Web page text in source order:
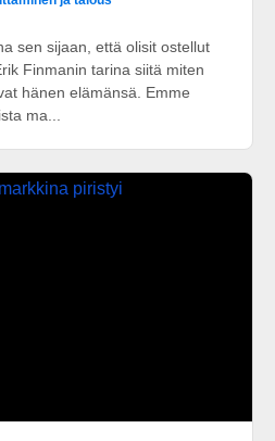
sen sijaan, että olisit ostellut
Finmanin tarina siitä miten
hänen elämänsä. Emme
ma...